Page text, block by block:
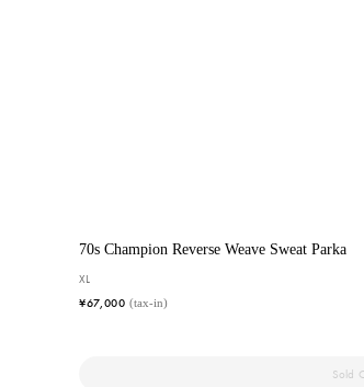
70s Champion Reverse Weave Sweat Parka
XL
¥67,000 (tax-in)
Sold